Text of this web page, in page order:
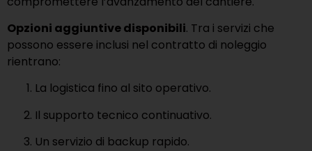
Opzioni aggiuntive disponibili. Tra i servizi che
possono essere inclusi nel contratto di noleggio
rientrano:
La logistica fino al sito operativo.
Il supporto tecnico continuativo.
Un servizio di backup rapido.